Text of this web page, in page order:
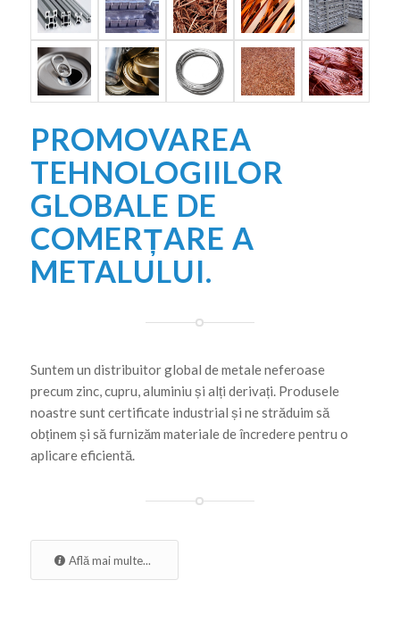
PROMOVAREA
TEHNOLOGIILOR
GLOBALE DE
COMERȚARE A
METALULUI.
Suntem un distribuitor global de metale neferoase
precum zinc, cupru, aluminiu și alți derivați. Produsele
noastre sunt certificate industrial și ne străduim să
obținem și să furnizăm materiale de încredere pentru o
aplicare eficientă.
Află mai multe...